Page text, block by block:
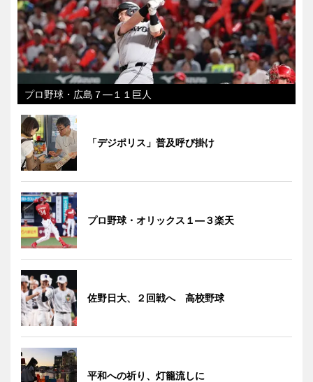
プロ野球・広島７―１１巨人
「デジポリス」普及呼び掛け
プロ野球・オリックス１―３楽天
佐野日大、２回戦へ 高校野球
平和への祈り、灯籠流しに